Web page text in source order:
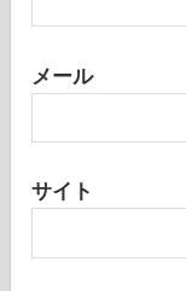
メール
サイト